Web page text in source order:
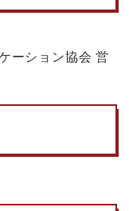
ーション協会 営